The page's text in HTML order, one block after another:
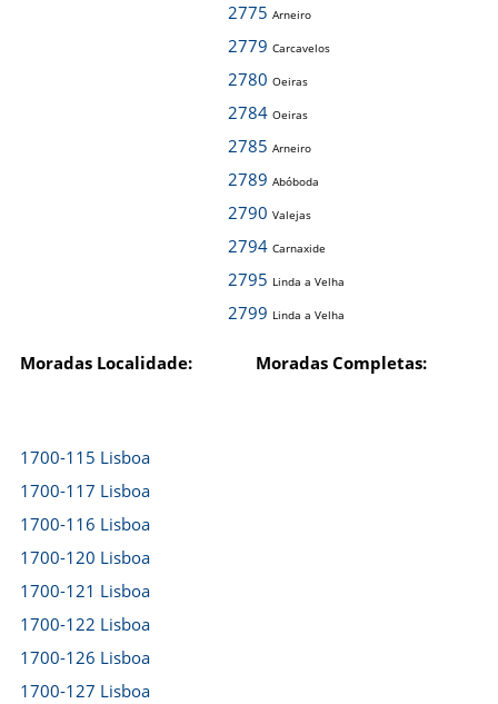
2775 Arneiro
2779 Carcavelos
2780 Oeiras
2784 Oeiras
2785 Arneiro
2789 Abóboda
2790 Valejas
2794 Carnaxide
2795 Linda a Velha
2799 Linda a Velha
Moradas Localidade: Moradas Completas:
1700-115 Lisboa
1700-117 Lisboa
1700-116 Lisboa
1700-120 Lisboa
1700-121 Lisboa
1700-122 Lisboa
1700-126 Lisboa
1700-127 Lisboa